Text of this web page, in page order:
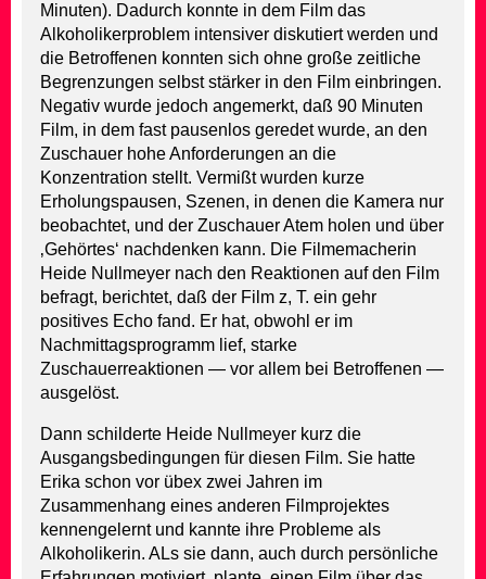
Minuten). Dadurch konnte in dem Film das
Alkoholikerproblem intensiver diskutiert werden und
die Betroffenen konnten sich ohne große zeitliche
Begrenzungen selbst stärker in den Film einbringen.
Negativ wurde jedoch angemerkt, daß 90 Minuten
Film, in dem fast pausenlos geredet wurde, an den
Zuschauer hohe Anforderungen an die
Konzentration stellt. Vermißt wurden kurze
Erholungspausen, Szenen, in denen die Kamera nur
beobachtet, und der Zuschauer Atem holen und über
‚Gehörtes‘ nachdenken kann. Die Filmemacherin
Heide Nullmeyer nach den Reaktionen auf den Film
befragt, berichtet, daß der Film z, T. ein gehr
positives Echo fand. Er hat, obwohl er im
Nachmittagsprogramm lief, starke
Zuschauerreaktionen — vor allem bei Betroffenen —
ausgelöst.
Dann schilderte Heide Nullmeyer kurz die
Ausgangsbedingungen für diesen Film. Sie hatte
Erika schon vor übex zwei Jahren im
Zusammenhang eines anderen Filmprojektes
kennengelernt und kannte ihre Probleme als
Alkoholikerin. ALs sie dann, auch durch persönliche